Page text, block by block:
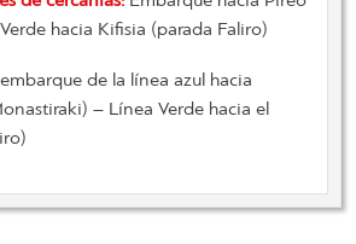
hacia Kifisia (parada Faliro)
de la línea azul hacia
) – Línea Verde hacia el
)